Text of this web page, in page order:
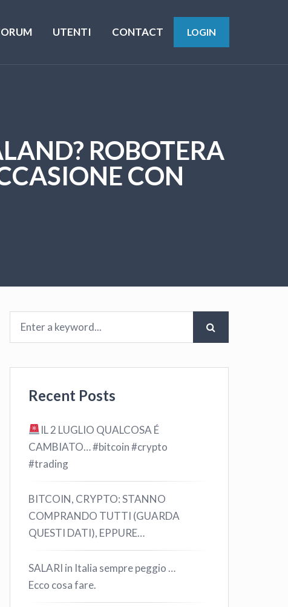
UTENTI CONTACT LOGIN
ROBOTERA
CON
Recent Posts
IL 2 LUGLIO QUALCOSA É
CAMBIATO… #bitcoin #crypto
#trading
BITCOIN, CRYPTO: STANNO
COMPRANDO TUTTI (GUARDA
QUESTI DATI), EPPURE…
SALARI in Italia sempre peggio …
Ecco cosa fare.